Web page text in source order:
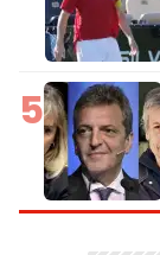
5